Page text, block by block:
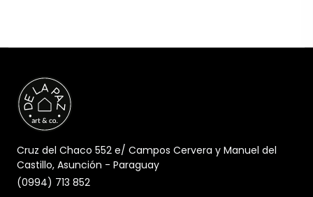
Cruz del Chaco 552 e/ Campos Cervera y Manuel del
Castillo, Asunción - Paraguay
(0994) 713 852